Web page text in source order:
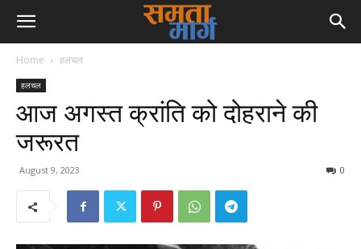
Home हलचल
हलचल
आज अगस्त क्रांति को दोहराने की
जरूरत
August 9, 2023 0